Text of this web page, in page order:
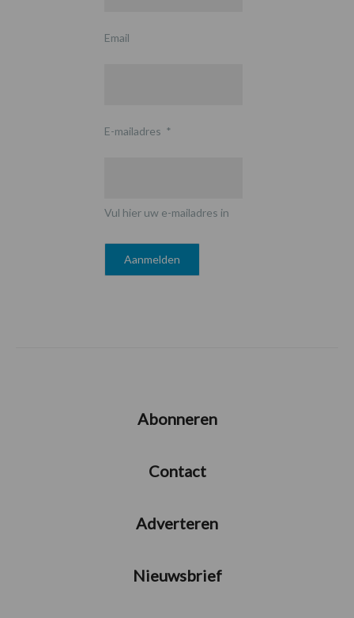
Email
E-mailadres *
Vul hier uw e-mailadres in
Abonneren
Contact
Adverteren
Nieuwsbrief